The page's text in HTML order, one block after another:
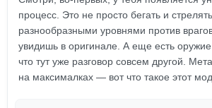
процесс. Это не просто бегать и
разнообразными уровнями против
увидишь в оригинале. А еще есть оружие
что тут уже разговор совсем другой.
на максималках — вот что такое этот